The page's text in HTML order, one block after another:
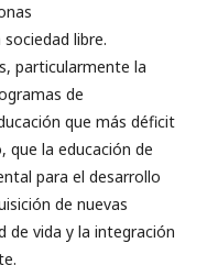
libre.
particularmente la
de
que más déficit
que la educación de
para el desarrollo
de nuevas
de vida y la integración